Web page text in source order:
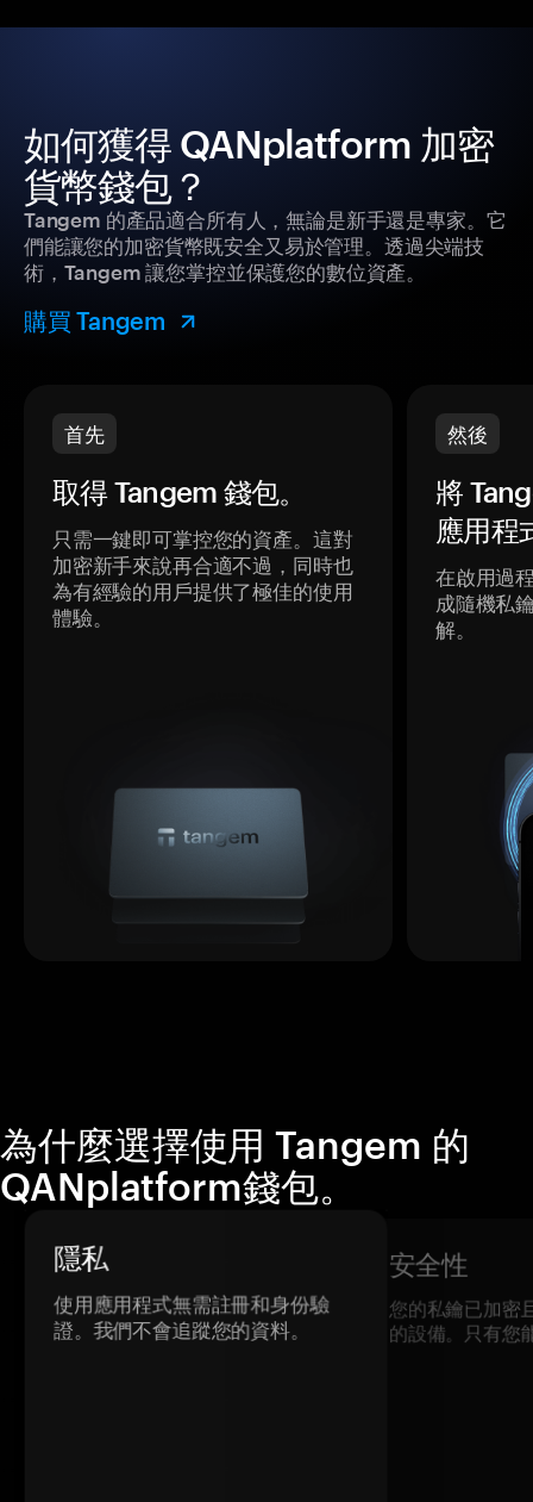
如何獲得 QANplatform 加密
貨幣錢包？
Tangem 的產品適合所有人，無論是新手還是專家。它
們能讓您的加密貨幣既安全又易於管理。透過尖端技
術，Tangem 讓您掌控並保護您的數位資產。
購買 Tangem
首先
取得 Tangem 錢包。
只需一鍵即可掌控您的資產。這對
加密新手來說再合適不過，同時也
為有經驗的用戶提供了極佳的使用
體驗。
然後
將
應用程
在啟用過
成隨機私
解。
為什麼選擇使用 Tangem 的
QANplatform錢包。
隱私
使用應用程式無需註冊和身份驗
證。我們不會追蹤您的資料。
安全性
您的私鑰已加密
的設備。只有您